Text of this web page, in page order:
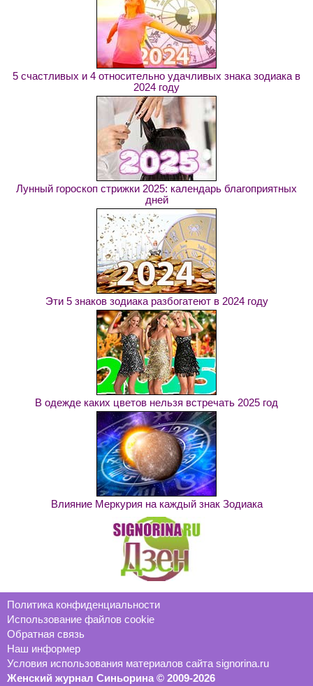
5 счастливых и 4 относительно удачливых знака зодиака в
2024 году
Лунный гороскоп стрижки 2025: календарь благоприятных
дней
Эти 5 знаков зодиака разбогатеют в 2024 году
В одежде каких цветов нельзя встречать 2025 год
Влияние Меркурия на каждый знак Зодиака
Политика конфиденциальности
Использование файлов cookie
Обратная связь
Наш информер
Условия использования материалов сайта signorina.ru
Женский журнал Синьорина © 2009-2026